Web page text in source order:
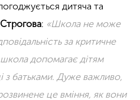
дитяча та
Строгова: «Школа не може
за критичне
допомагає дітям
з батьками. Дуже важливо,
це вміння, як вони